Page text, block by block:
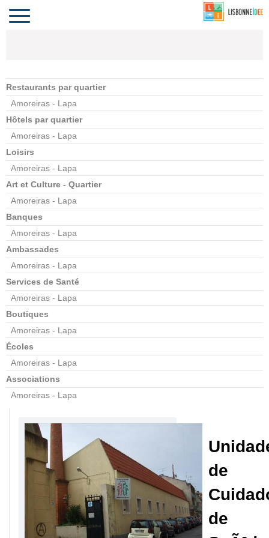
LE PORTUGAL
Toggle
navigation
Restaurants par quartier
Amoreiras - Lapa
Hôtels par quartier
Amoreiras - Lapa
Loisirs
Amoreiras - Lapa
Art et Culture - Quartier
Amoreiras - Lapa
Banques
Amoreiras - Lapa
Ambassades
Amoreiras - Lapa
Services de Santé
Amoreiras - Lapa
Boutiques
Amoreiras - Lapa
Écoles
Amoreiras - Lapa
Associations
Amoreiras - Lapa
de
de